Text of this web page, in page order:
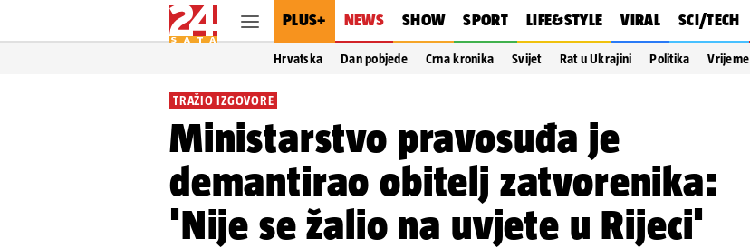
PLUS+ NEWS SHOW SPORT LIFE&STYLE VIRAL SCI/TECH
Hrvatska Dan pobjede Crna kronika Svijet Rat u Ukrajini Politika Vrijeme
TRAŽIO IZGOVORE
Ministarstvo pravosuđa je
demantirao obitelj zatvorenika:
'Nije se žalio na uvjete u Rijeci'